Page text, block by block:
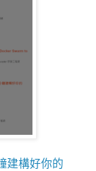
建構好你的